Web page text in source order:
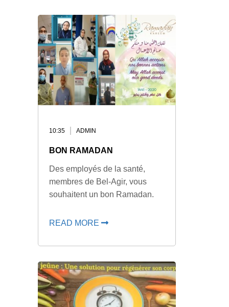
10:35 ADMIN
BON RAMADAN
Des employés de la santé,
membres de Bel-Agir, vous
souhaitent un bon Ramadan.
READ MORE